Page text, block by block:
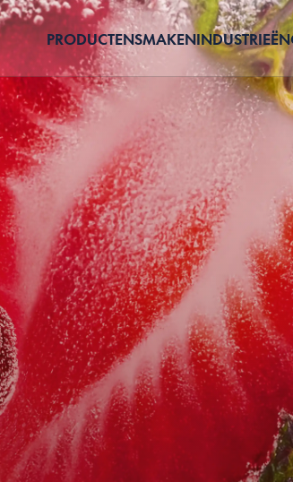
PRODUCTENSMAKENINDUSTRIEËN
VOOR KANTOREN
KANTOREN & WERKRUIMTES
Slimme hydration voor moderne werkplekken
SLIMME WATERDISPENSER
Kosten verlagen & Productiviteit verhogen